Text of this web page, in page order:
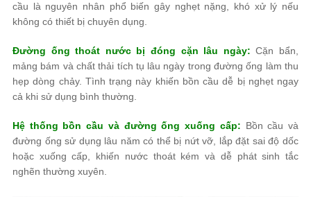
cầu là nguyên nhân phổ biến gây nghẹt nặng, khó xử lý nếu
không có thiết bị chuyên dụng.
Đường ống thoát nước bị đóng cặn lâu ngày: Cặn bẩn,
mảng bám và chất thải tích tụ lâu ngày trong đường ống làm thu
hẹp dòng chảy. Tình trạng này khiến bồn cầu dễ bị nghẹt ngay
cả khi sử dụng bình thường.
Hệ thống bồn cầu và đường ống xuống cấp: Bồn cầu và
đường ống sử dụng lâu năm có thể bị nứt vỡ, lắp đặt sai độ dốc
hoặc xuống cấp, khiến nước thoát kém và dễ phát sinh tắc
nghẽn thường xuyên.